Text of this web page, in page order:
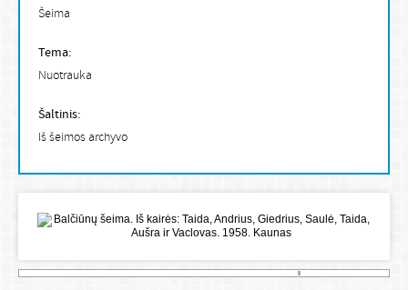
Šeima
Tema:
Nuotrauka
Šaltinis:
Iš šeimos archyvo